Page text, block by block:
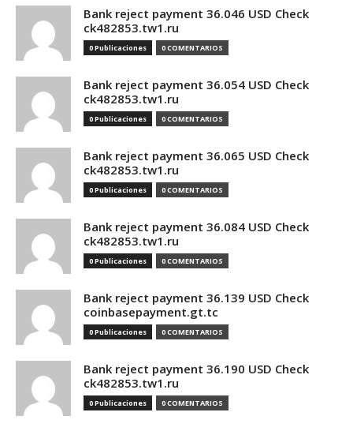
Bank reject payment 36.046 USD Check
ck482853.tw1.ru
0 Publicaciones 0 COMENTARIOS
Bank reject payment 36.054 USD Check
ck482853.tw1.ru
0 Publicaciones 0 COMENTARIOS
Bank reject payment 36.065 USD Check
ck482853.tw1.ru
0 Publicaciones 0 COMENTARIOS
Bank reject payment 36.084 USD Check
ck482853.tw1.ru
0 Publicaciones 0 COMENTARIOS
Bank reject payment 36.139 USD Check
coinbasepayment.gt.tc
0 Publicaciones 0 COMENTARIOS
Bank reject payment 36.190 USD Check
ck482853.tw1.ru
0 Publicaciones 0 COMENTARIOS